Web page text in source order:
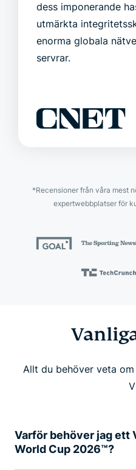
dess imponerande
utmärkta
enorma globala
servrar.
*Recensioner från våra mest
expertwebbplatser för
Allt du behöver veta
Varför behöver jag ett
World Cup 2026™?